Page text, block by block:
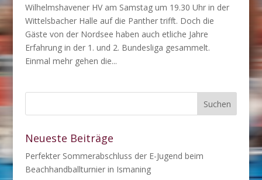
Wilhelmshavener HV am Samstag um 19.30 Uhr in der
Wittelsbacher Halle auf die Panther trifft. Doch die
Gäste von der Nordsee haben auch etliche Jahre
Erfahrung in der 1. und 2. Bundesliga gesammelt.
Einmal mehr gehen die...
Neueste Beiträge
Perfekter Sommerabschluss der E-Jugend beim
Beachhandballturnier in Ismaning